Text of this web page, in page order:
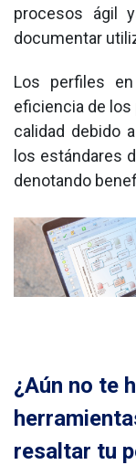
procesos ágil
documentar
Los perfiles
eficiencia de
calidad debido
los estándares
denotando
¿Aún no te
resaltar tu